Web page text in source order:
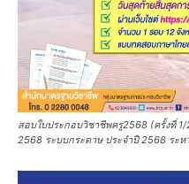
สอบใบประกอบวิชาชีพครู2568 (ครั้งที่
2568 ระบบกระดาษ ประจำปี 2568 ระ